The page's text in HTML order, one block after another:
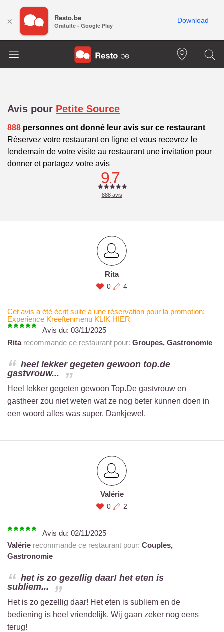
Avis pour Petite Source
888 personnes ont donné leur avis sur ce restaurant
Réservez votre restaurant en ligne et vous recevrez le
lendemain de votre visite au restaurant une invitation pour
donner et partagez votre avis
9.7
888avis
Rita
0 4
Cet avis a été écrit suite à une réservation pour la promotion:
Experience Kreeftenmenu KLIK HIER
Avis du: 03/11/2025
Ritarecommande ce restaurant pour: Groupes, Gastronomie
heel lekker gegeten gewoon top.de
gastvrouw...
Heel lekker gegeten gewoon Top.De gastvrouw en
gastheer zou niet weten wat ze nog beter kunnen doen in
een woord alles was super. Dankjewel.
Valérie
0 2
Avis du: 02/11/2025
Valérie recommande ce restaurant pour: Couples,
Gastronomie
het is zo gezellig daar! het eten is
subliem...
Het is zo gezellig daar! Het eten is subliem en de
bediening is heel vriendelijk. Wij gaan zeker nog eens
terug!
× Resto.be
Gratuite - Google Play
Download